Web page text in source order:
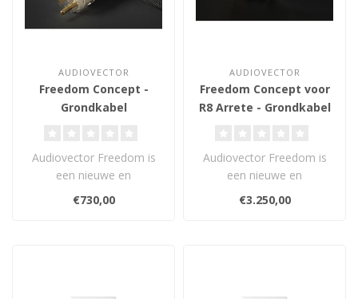
AUDIOVECTOR
Freedom Concept -
Grondkabel
Audiovector Freedom is
een nieuwe en
revolutionaire
aardingstechnologie die
€730,00
AUDIOVECTOR
Freedom Concept voor
R8 Arrete - Grondkabel
Audiovector Freedom is
een nieuwe en
revolutionaire
aardingstechnologie die
€3.250,00